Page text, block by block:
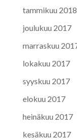
tammikuu 2018
joulukuu 2017
marraskuu
lokakuu 2017
syyskuu 2017
elokuu 2017
heinäkuu 2017
kesäkuu 2017